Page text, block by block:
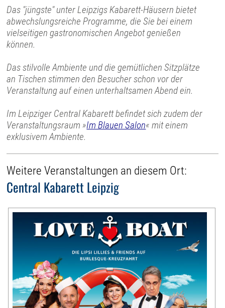
Das "jüngste" unter Leipzigs Kabarett-Häusern bietet
abwechslungsreiche Programme, die Sie bei einem
vielseitigen gastronomischen Angebot genießen
können.
Das stilvolle Ambiente und die gemütlichen Sitzplätze
an Tischen stimmen den Besucher schon vor der
Veranstaltung auf einen unterhaltsamen Abend ein.
Im Leipziger Central Kabarett befindet sich zudem der
Veranstaltungsraum »Im Blauen Salon« mit einem
exklusivem Ambiente.
Weitere Veranstaltungen an diesem Ort:
Central Kabarett Leipzig